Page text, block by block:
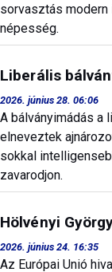
sorvasztás modern
népesség.
Liberális
2026. június 28. 06:06
A bálványimádás a
elneveztek
sokkal
zavarodjon.
Hölvényi
2026. június 24. 16:35
Az Európai Unió